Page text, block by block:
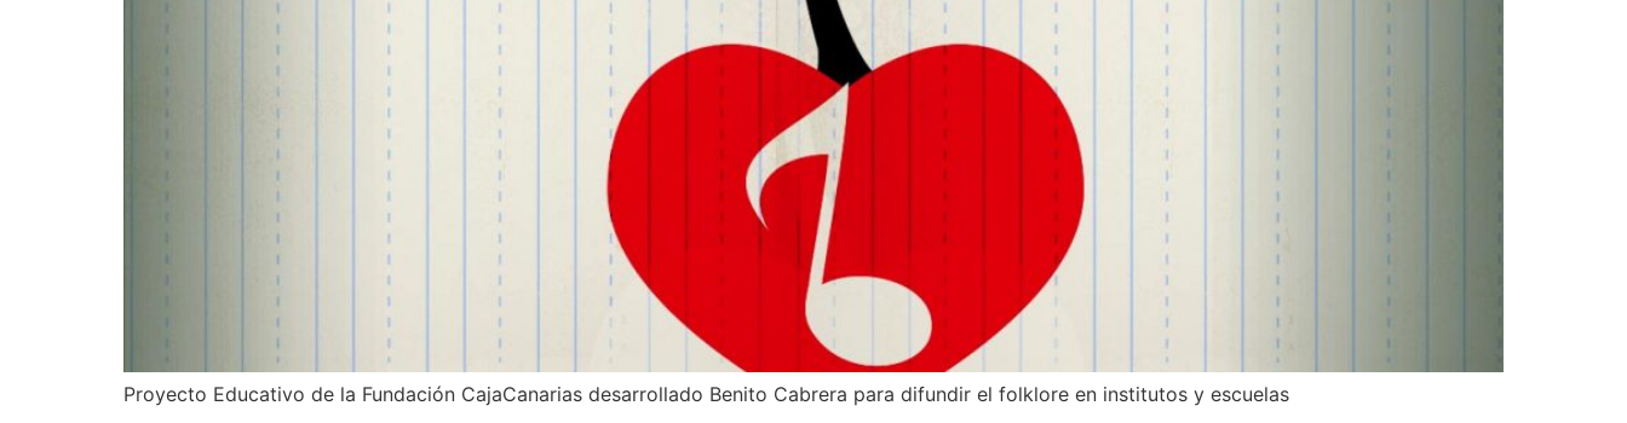
Proyecto Educativo de la Fundación CajaCanarias desarrollado Benito Cabrera para difundir el folklore en institutos y escuelas